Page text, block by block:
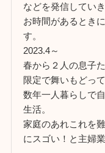
などを発信してい
お時間があるとき
す。
2023.4～
春から２人の息子
限定で舞いもどっ
数年一人暮らしで
生活。
家庭のあれこれを
にスゴい！と主婦